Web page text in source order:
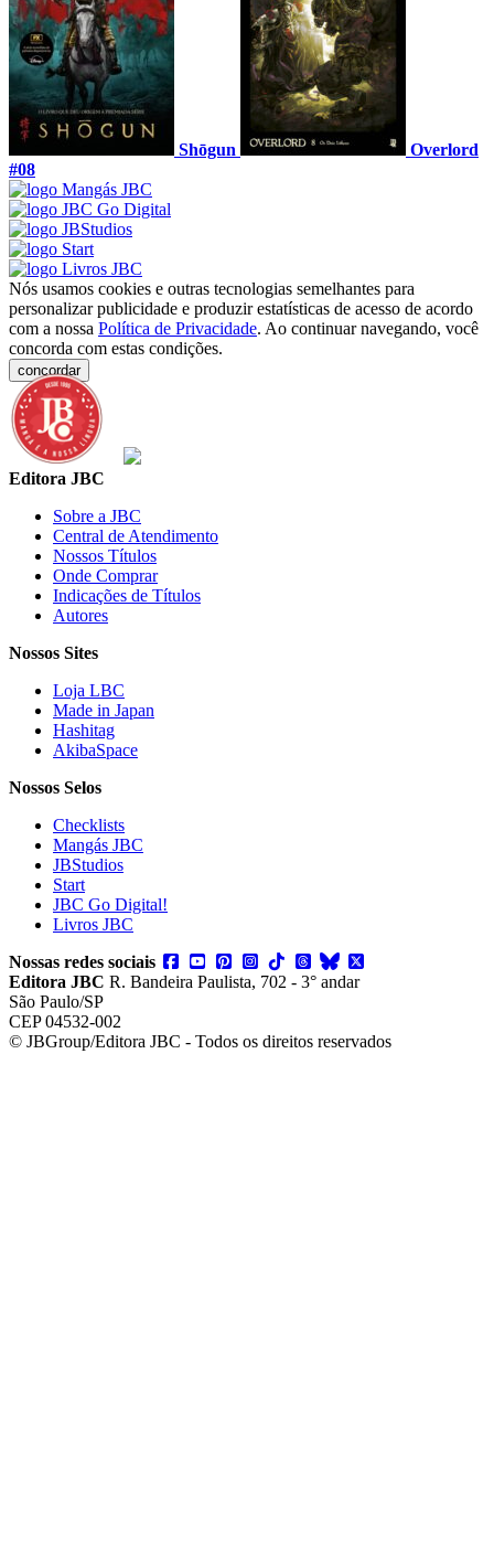
Shōgun
Overlord
#08
Nós usamos cookies e outras tecnologias semelhantes para
personalizar publicidade e produzir estatísticas de acesso de acordo
com a nossa Política de Privacidade. Ao continuar navegando, você
concorda com estas condições.
concordar
Editora JBC
Sobre a JBC
Central de Atendimento
Nossos Títulos
Onde Comprar
Indicações de Títulos
Autores
Nossos Sites
Loja LBC
Made in Japan
Hashitag
AkibaSpace
Nossos Selos
Checklists
Mangás JBC
JBStudios
Start
JBC Go Digital!
Livros JBC
Nossas redes sociais
Editora JBC R. Bandeira Paulista, 702 - 3° andar
São Paulo/SP
CEP 04532-002
© JBGroup/Editora JBC - Todos os direitos reservados